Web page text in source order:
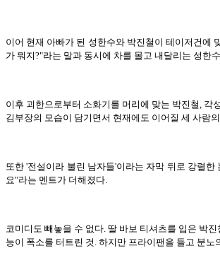
이어 현재 아빠가 된 성한수와 박진철이 테이저건에
가 뭐지?"라는 말과 동시에 차를 몰고 내달리는 성한
이후 괴한으로부터 소화기를 머리에 맞는 박진철,
김부장의 모습이 담기면서 현재에도 이어질 세 사람
또한 '전설이라 불린 남자들'이라는 자막 뒤로 강렬
요"라는 멘트가 더해졌다.
코미디도 빼놓을 수 없다. 딸 바보 티셔츠를 입은 박
능이 폭소를 터트린 것. 하지만 프라이팬을 들고 분